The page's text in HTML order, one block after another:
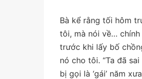
Bà kể rằng tối hôm
tôi, mà nói về…
trước khi lấy bố
nó cho tôi. “Ta đã
bị gọi là ‘gái’ năm